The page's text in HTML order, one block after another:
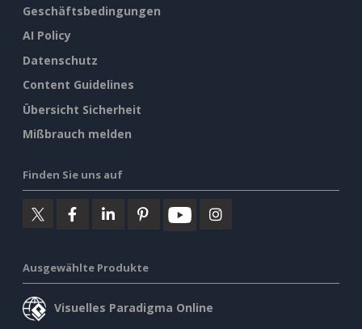
Geschäftsbedingungen
AI Policy
Datenschutz
Content Guidelines
Übersicht Sicherheit
Mißbrauch melden
Finden Sie uns auf
Ausgewählte Produkte
Visuelles Paradigma Online